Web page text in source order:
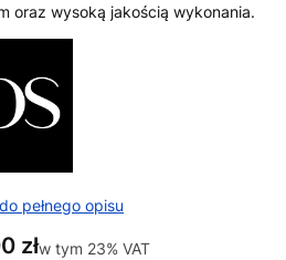
oraz wysoką jakością wykonania.
pełnego opisu
złw tym 23% VAT
w tym 23% VAT